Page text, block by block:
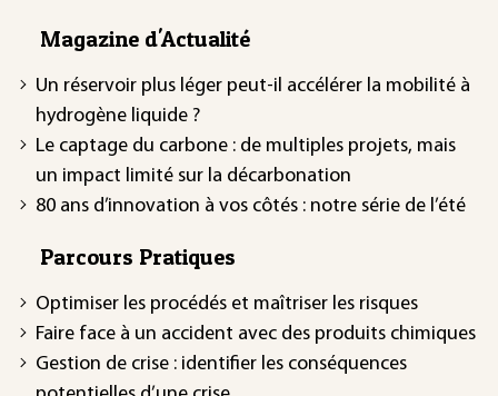
Magazine d'Actualité
Un réservoir plus léger peut-il accélérer la mobilité à
hydrogène liquide ?
Le captage du carbone : de multiples projets, mais
un impact limité sur la décarbonation
80 ans d’innovation à vos côtés : notre série de l’été
Parcours Pratiques
Optimiser les procédés et maîtriser les risques
Faire face à un accident avec des produits chimiques
Gestion de crise : identifier les conséquences